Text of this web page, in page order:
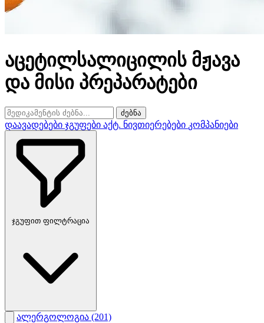
აცეტილსალიცილის მჟავა
და მისი პრეპარატები
ძებნა
დაავადებები ჯგუფები აქტ. ნივთიერებები კომპანიები
ჯგუფით ფილტრაცია
ალერგოლოგია (201)